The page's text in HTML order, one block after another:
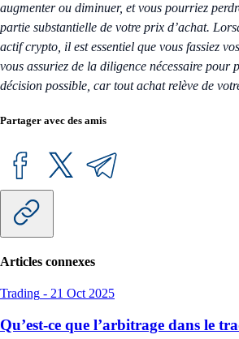
augmenter ou diminuer, et vous pourriez
partie substantielle de votre prix d’achat.
actif crypto, il est essentiel que vous fassiez
vous assuriez de la diligence nécessaire pour
décision possible, car tout achat relève de
Partager avec des amis
Articles connexes
Trading - 21 Oct 2025
Qu’est-ce que l’arbitrage dans le